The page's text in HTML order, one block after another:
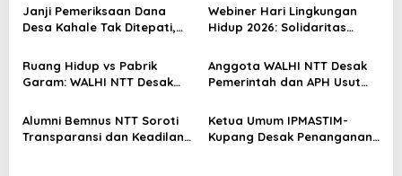
p
o
s
Kertapati
Dinas Sosial
Janji Pemeriksaan Dana
Desa Kahale Tak Ditepati,
Keseriusan Kejati NTT
Webiner Hari Lingkungan
Hidup 2026: Solidaritas
Soroti Dampak Krisis Iklim
dan Ruang hidup di NTT
Ruang Hidup vs Pabrik
Garam: WALHI NTT Desak
Ndao Berubah Permanen
Anggota WALHI NTT Desak
Pemerintah dan APH Usut
Kayu Sonokeling Ilegal di
TTU
Alumni Bemnus NTT Soroti
Transparansi dan Keadilan
Ketua Umum IPMASTIM-
Kupang Desak Penanganan